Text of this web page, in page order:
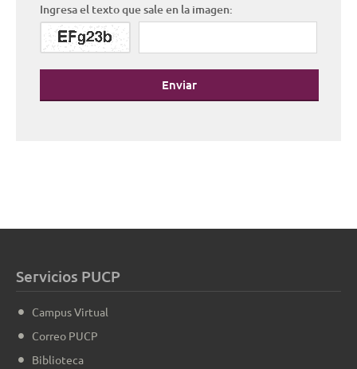
Ingresa el texto que sale en la imagen:
Enviar
Servicios PUCP
Campus Virtual
Correo PUCP
Biblioteca